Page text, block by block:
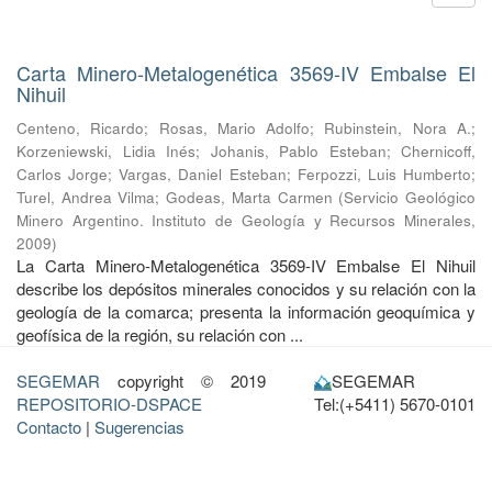
Carta Minero-Metalogenética 3569-IV Embalse El
Nihuil
Centeno, Ricardo; Rosas, Mario Adolfo; Rubinstein, Nora A.;
Korzeniewski, Lidia Inés; Johanis, Pablo Esteban; Chernicoff,
Carlos Jorge;Vargas, Daniel Esteban; Ferpozzi, Luis Humberto;
Turel, Andrea Vilma;Godeas, Marta Carmen (Servicio Geológico
Minero Argentino. Instituto de Geología y Recursos Minerales,
2009)
La Carta Minero-Metalogenética 3569-IV Embalse El Nihuil
describe los depósitos minerales conocidos y su relación con la
geología de la comarca; presenta la información geoquímica y
geofísica de la región, su relación con ...
SEGEMAR copyright © 2019
REPOSITORIO-DSPACE
Contacto | Sugerencias
SEGEMAR
Tel:(+5411) 5670-0101